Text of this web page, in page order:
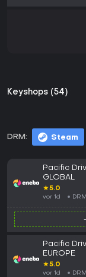
Keyshops (54)
DRM: Steam
Pacific
GLOBAL
★5.0
vor 1d
Pacific
EUROPE
★5.0
vor 1d